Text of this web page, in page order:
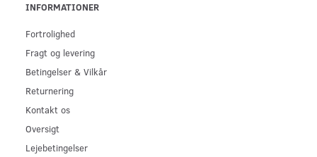
INFORMATIONER
Fortrolighed
Fragt og levering
Betingelser & Vilkår
Returnering
Kontakt os
Oversigt
Lejebetingelser